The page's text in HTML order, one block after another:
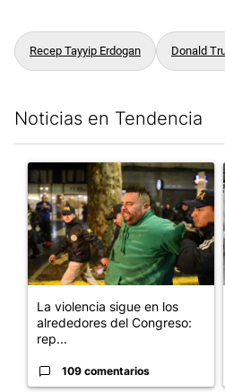
Recep Tayyip Erdogan Donald
Noticias en Tendencia
Un artículo de tendencia con el
La violencia sigue en los
alrededores del Congreso:
rep...
109 comentarios